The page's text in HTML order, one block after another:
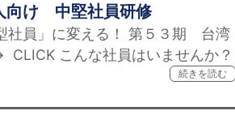
向け 中堅社員研修
社員」に変える！ 第５３期 台湾
こんな社員はいませんか？
続きを読む